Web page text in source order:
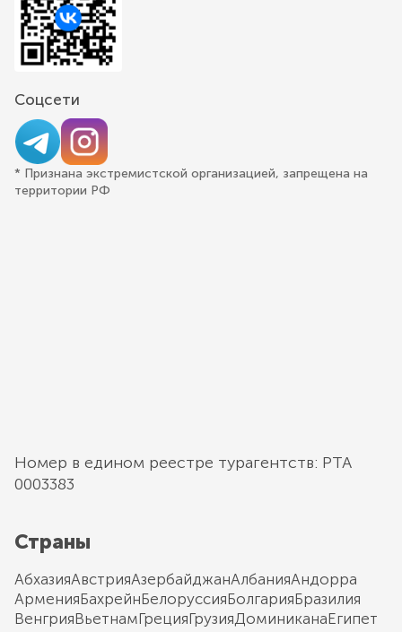
Соцсети
* Признана экстремистской организацией, запрещена на
территории РФ
Номер в едином реестре турагентств: РТА
0003383
Страны
АбхазияАвстрияАзербайджанАлбанияАндорра
АрменияБахрейнБелоруссияБолгарияБразилия
ВенгрияВьетнамГрецияГрузияДоминиканаЕгипет